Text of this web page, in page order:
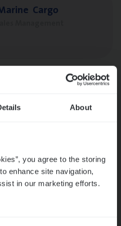
About
you agree to the storing
enhance site navigation,
in our marketing efforts.
Cargo
Bro­ker Property